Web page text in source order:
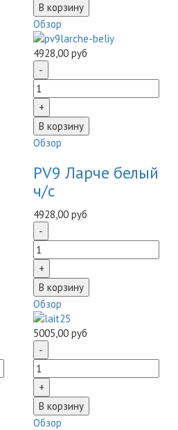
Обзор
4928,00 руб
Обзор
PV9 Ларче белый
ч/с
4928,00 руб
Обзор
5005,00 руб
Обзор